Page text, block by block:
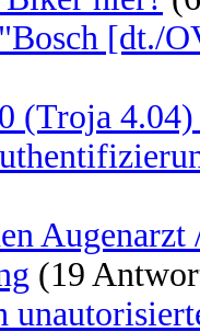
[dt./
(Troja
(19